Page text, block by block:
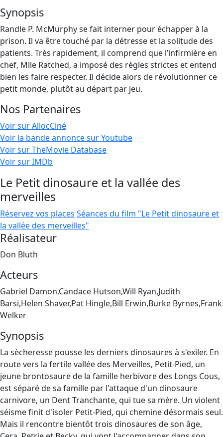
Synopsis
Randle P. McMurphy se fait interner pour échapper à la
prison. Il va être touché par la détresse et la solitude des
patients. Très rapidement, il comprend que l’infirmière en
chef, Mlle Ratched, a imposé des règles strictes et entend
bien les faire respecter. Il décide alors de révolutionner ce
petit monde, plutôt au départ par jeu.
Nos Partenaires
Voir sur AllocCiné
Voir la bande annonce sur Youtube
Voir sur TheMovie Database
Voir sur IMDb
Le Petit dinosaure et la vallée des
merveilles
Réservez vos places Séances du film "Le Petit dinosaure et
la vallée des merveilles"
Réalisateur
Don Bluth
Acteurs
Gabriel Damon,Candace Hutson,Will Ryan,Judith
Barsi,Helen Shaver,Pat Hingle,Bill Erwin,Burke Byrnes,Frank
Welker
Synopsis
La sècheresse pousse les derniers dinosaures à s'exiler. En
route vers la fertile vallée des Merveilles, Petit-Pied, un
jeune brontosaure de la famille herbivore des Longs Cous,
est séparé de sa famille par l'attaque d'un dinosaure
carnivore, un Dent Tranchante, qui tue sa mère. Un violent
séisme finit d'isoler Petit-Pied, qui chemine désormais seul.
Mais il rencontre bientôt trois dinosaures de son âge,